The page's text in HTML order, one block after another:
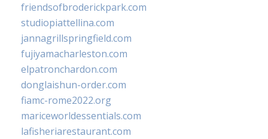
friendsofbroderickpark.com
studiopiattellina.com
jannagrillspringfield.com
fujiyamacharleston.com
elpatronchardon.com
donglaishun-order.com
fiamc-rome2022.org
mariceworldessentials.com
lafisheriarestaurant.com